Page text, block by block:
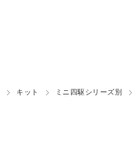
キット ミニ四駆シリーズ別